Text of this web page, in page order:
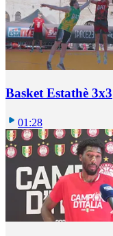
Basket Estathè 3x3
01:28